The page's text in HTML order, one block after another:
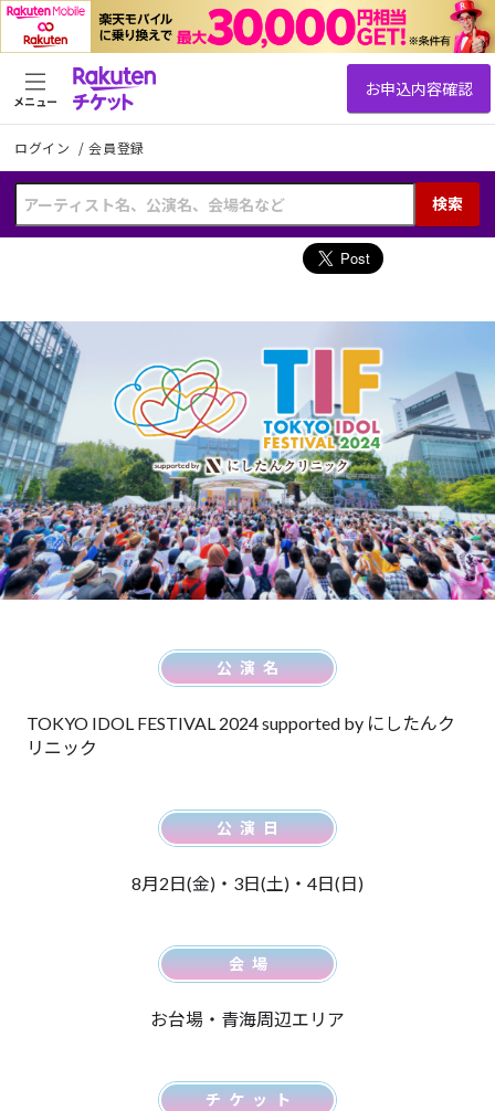
ログイン /会員登録
検索
メニュー
公演名
TOKYO IDOL FESTIVAL 2024 supported by にしたんク
リニック
公演日
8月2日(金)・3日(土)・4日(日)
会場
お台場・青海周辺エリア
チケット